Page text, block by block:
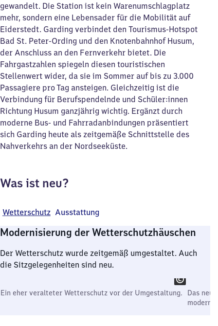
gewandelt. Die Station ist kein Warenumschlagplatz
mehr, sondern eine Lebensader für die Mobilität auf
Eiderstedt. Garding verbindet den Tourismus-Hotspot
Bad St. Peter-Ording und den Knotenbahnhof Husum,
der Anschluss an den Fernverkehr bietet. Die
Fahrgastzahlen spiegeln diesen touristischen
Stellenwert wider, da sie im Sommer auf bis zu 3.000
Passagiere pro Tag ansteigen. Gleichzeitig ist die
Verbindung für Berufspendelnde und Schüler:innen
Richtung Husum ganzjährig wichtig. Ergänzt durch
moderne Bus- und Fahrradanbindungen präsentiert
sich Garding heute als zeitgemäße Schnittstelle des
Nahverkehrs an der Nordseeküste.
Was ist neu?
Wetterschutz Ausstattung
Modernisierung der Wetterschutzhäuschen
Der Wetterschutz wurde zeitgemäß umgestaltet. Auch
die Sitzgelegenheiten sind neu.
Ein eher veralteter Wetterschutz vor der Umgestaltung.
Das